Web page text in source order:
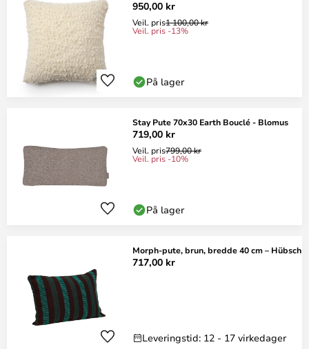
950,00 kr
Veil. pris1 100,00 kr
Veil. pris -13%
På lager
Stay Pute 70x30 Earth Bouclé - Blomus
719,00 kr
Veil. pris799,00 kr
Veil. pris -10%
På lager
Morph-pute, brun, bredde 40 cm – Hübsch
717,00 kr
Leveringstid: 12 - 17 virkedager